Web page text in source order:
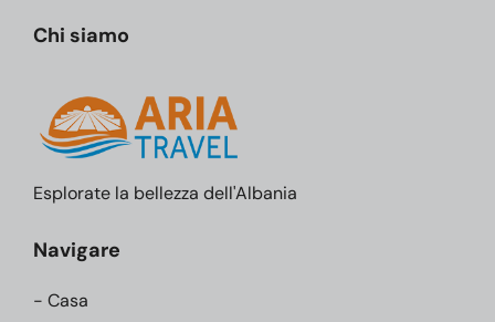
Chi siamo
Esplorate la bellezza dell'Albania
Navigare
- Casa